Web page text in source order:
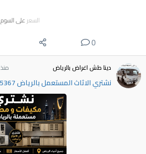
السعر على السوم
0
دينا طش اغراض بالرياض منذ 51 دقيقة
نشتري الاثاث المستعمل بالرياض 0534375367